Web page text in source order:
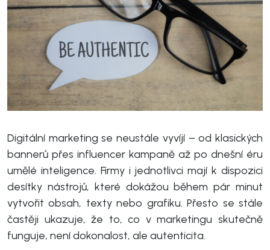
Digitální marketing se neustále vyvíjí – od klasických
bannerů přes influencer kampaně až po dnešní éru
umělé inteligence. Firmy i jednotlivci mají k dispozici
desítky nástrojů, které dokážou během pár minut
vytvořit obsah, texty nebo grafiku. Přesto se stále
častěji ukazuje, že to, co v marketingu skutečně
funguje, není dokonalost, ale autenticita.